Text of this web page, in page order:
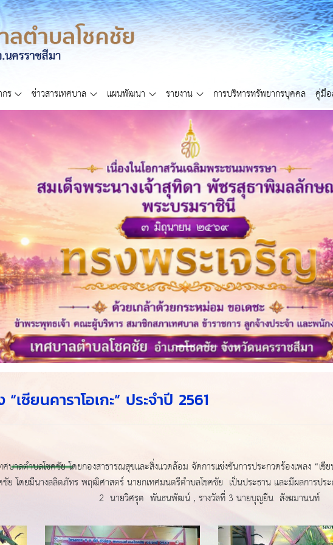
ร ข่าวสารเทศบาล แผนพัฒนา รายงาน การบริหารทรัพยากรบุคคล คู่มื
เซียนคาราโอเกะ” ประจำปี 2561
าลตำบลโชคชัย โดยกองสาธารณสุขและสิ่งแวดล้อม จัดการแข่งขันการประกวดร้องเพลง “เ
ย โดยมีนางลลิตภัทร พฤฒิศาสตร์ นายกเทศมนตรีตำบลโชคชัย เป็นประธาน และมีผลการป
2 นายวิศรุต พันธนพัฒน์ , รางวัลที่ 3 นายบุญยืน สังฆมานนท์